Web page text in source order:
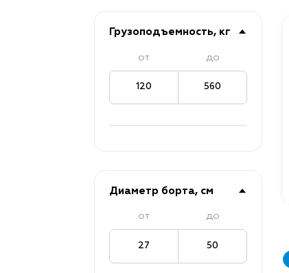
Грузоподъемность, кг
от до
120 560
Диаметр борта, см
от до
27 50